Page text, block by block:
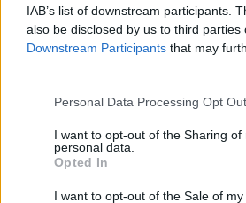
IAB’s list of downstream participants.
also be disclosed by us to third parties
Downstream Participants that may
Please note that this website/app uses
not limited to your visit or usage
grant or deny consent to Google and
use your data for below specified
consent section.
Personal Data Processing Opt
I want to opt-out of the Sharing of
personal data.
Opted In
I want to opt-out of the Sale of my
υποστήριξη είναι του κ.
οποίοςαναμένεται να
βουλευτές της ΝΔ, καθώς και
ορισμένουςανεξάρτητους
Αντώνης Σαμαράς και ο κ.